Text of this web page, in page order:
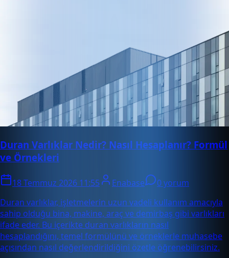
Duran Varlıklar Nedir? Nasıl Hesaplanır? Formül
ve Örnekleri
18 Temmuz 2026 11:55 Enabase
0 yorum
Duran varlıklar, işletmelerin uzun vadeli kullanım amacıyla
sahip olduğu bina, makine, araç ve demirbaş gibi varlıkları
ifade eder. Bu içerikte duran varlıkların nasıl
hesaplandığını, temel formülünü ve örneklerle muhasebe
açısından nasıl değerlendirildiğini özetle öğrenebilirsiniz.